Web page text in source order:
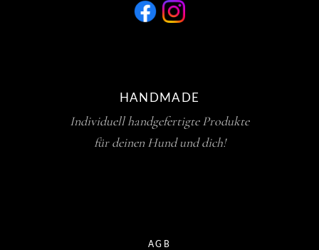
HANDMADE
Individuell handgefertigte Produkte
für deinen Hund und dich!
AGB